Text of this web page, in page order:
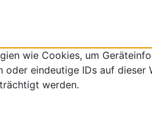
wie Cookies, um
eindeutige IDs auf
werden.